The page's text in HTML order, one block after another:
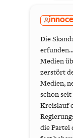
Die
Medien
zerstört
Medien,
schon
Kreislauf
die Partei